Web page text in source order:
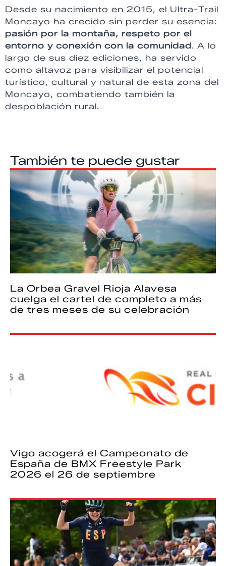
Desde su nacimiento en 2015, el Ultra-Trail
Moncayo ha crecido sin perder su esencia:
pasión por la montaña, respeto por el
entorno y conexión con la comunidad. A lo
largo de sus diez ediciones, ha servido
como altavoz para visibilizar el potencial
turístico, cultural y natural de esta zona del
Moncayo, combatiendo también la
despoblación rural.
También te puede gustar
La Orbea Gravel Rioja Alavesa
cuelga el cartel de completo a más
de tres meses de su celebración
Vigo acogerá el Campeonato de
España de BMX Freestyle Park
2026 el 26 de septiembre